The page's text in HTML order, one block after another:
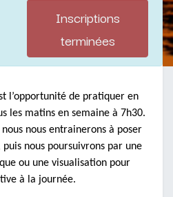
Inscriptions
terminées
l’opportunité de pratiquer en
les matins en semaine à 7h30.
nous entrainerons à poser
nous poursuivrons par une
ou une visualisation pour
à la journée.